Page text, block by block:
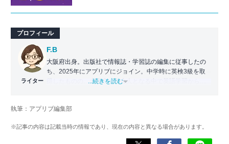
プロフィール
ライター
F.B
大阪府出身。出版社で情報誌・学習誌の編集に従事したの
ち、2025年にアプリブにジョイン。中学時に英検3級を取
得したものの、大学生・社会人となる中で英語学習から遠
り添える記事を目指している。
...続きを読む
執筆：アプリブ編集部
※記事の内容は記載当時の情報であり、現在の内容と異なる場合があります。